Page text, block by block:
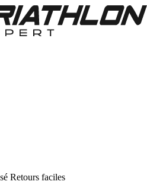
Retours faciles